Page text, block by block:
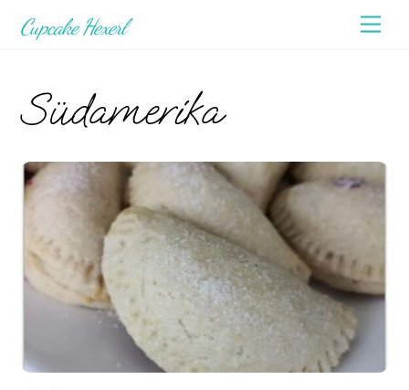
Cupcake Hexerl
Südamerika